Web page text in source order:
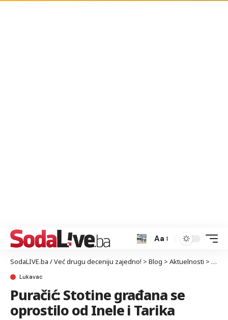
Aa
SodaLIVE.ba / Već drugu deceniju zajedno! > Blog > Aktuelnosti >
Lukavac
Puračić: Stotine građana se
oprostilo od Inele i Tarika